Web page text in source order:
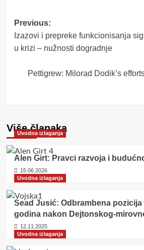
Post
navigation
Previous:
Izazovi i prepreke funkcionisanja
u krizi – nužnosti dogradnje
Pettigrew: Milorad Dodik’s
Više članaka
Uvodna izlaganja
Alen Girt: Pravci razvoja i
15.06.2026
Uvodna izlaganja
Sead Jusić: Odbrambena
godina nakon Dejtonskog-
12.11.2025
Uvodna izlaganja